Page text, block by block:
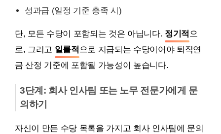
성과급 (일정 기준 충족 시)
단, 모든 수당이 포함되는 것은 아닙니다. 정기적으
로, 그리고 일률적으로 지급되는 수당이어야 퇴직연
금 산정 기준에 포함될 가능성이 높습니다.
3단계: 회사 인사팀 또는 노무 전문가에게 문
의하기
자신이 만든 수당 목록을 가지고 회사 인사팀에 문의